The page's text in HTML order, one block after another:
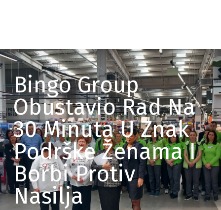
Bingo Group
Obustavio Rad Na
30 Minuta U Znak
Podrške Ženama I
Borbi Protiv
Nasilja